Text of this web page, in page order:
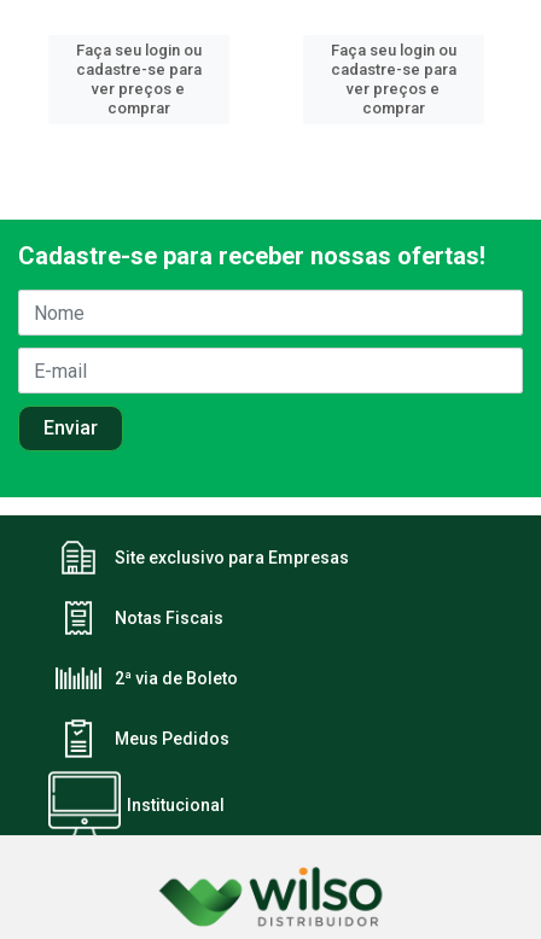
Faça seu login ou
cadastre-se para
ver preços e
comprar
Faça seu login ou
cadastre-se para
ver preços e
comprar
Cadastre-se para receber nossas ofertas!
Site exclusivo para Empresas
Notas Fiscais
2ª via de Boleto
Meus Pedidos
Institucional